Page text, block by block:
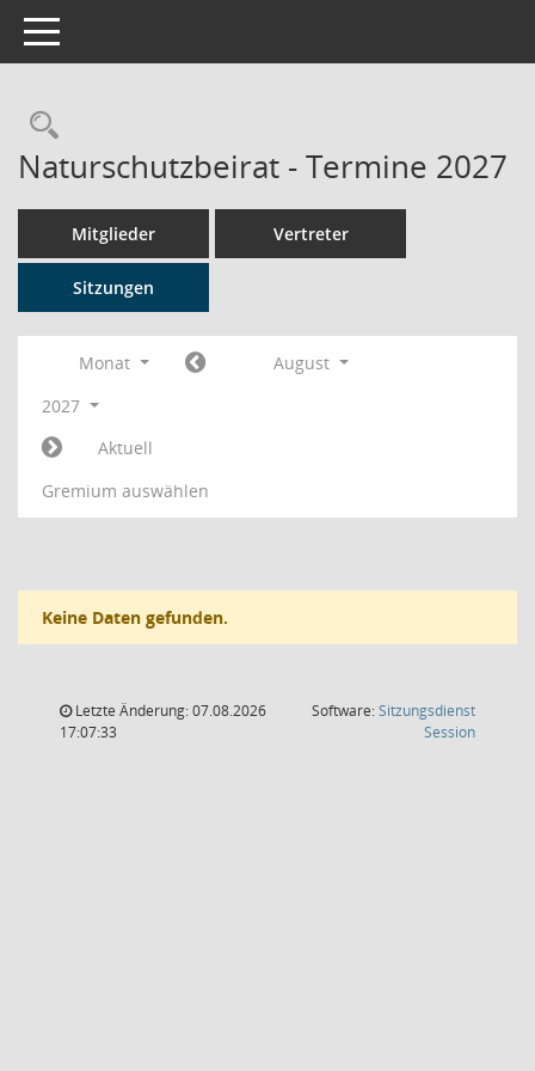
Toggle navigation
Rechercheauswahl
Naturschutzbeirat - Termine 2027
Mitglieder Vertreter
Sitzungen
Monat
August
2027
Aktuell
Gremium auswählen
Keine Daten gefunden.
Letzte Änderung: 07.08.2026
17:07:33
Software:Sitzungsdienst
Session(Wird in